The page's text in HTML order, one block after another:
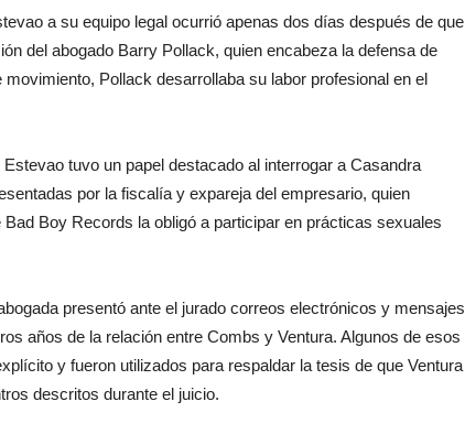
a su equipo legal ocurrió apenas dos días después de que
del abogado Barry Pollack, quien encabeza la defensa de
Pollack desarrollaba su labor profesional en el
tuvo un papel destacado al interrogar a Casandra
por la fiscalía y expareja del empresario, quien
Boy Records la obligó a participar en prácticas sexuales
presentó ante el jurado correos electrónicos y mensajes
años de la relación entre Combs y Ventura. Algunos de esos
y fueron utilizados para respaldar la tesis de que Ventura
descritos durante el juicio.